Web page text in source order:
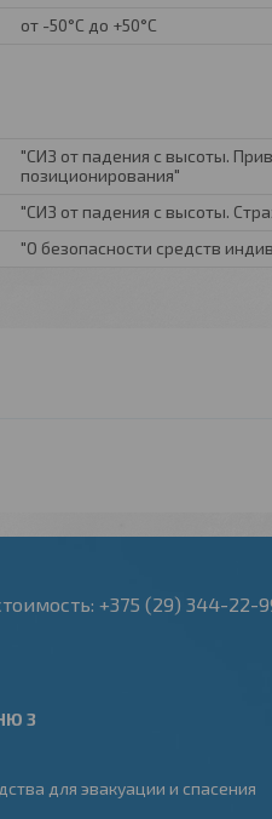
от -50°C до +50°С
"СИЗ от падения с высоты.
позиционирования"
"СИЗ от падения с высоты.
"О безопасности средств
+375 (29) 344-22-
3
для эвакуации и спасения